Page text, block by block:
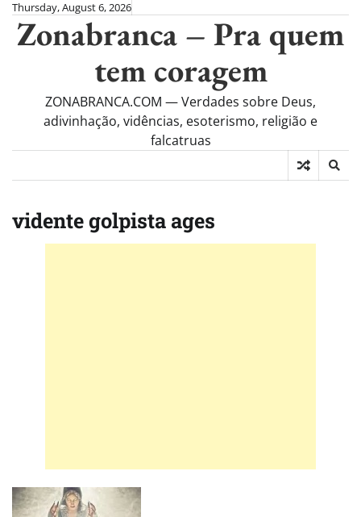
Skip
content
Thursday, August 6, 2026
Zonabranca – Pra quem
tem coragem
ZONABRANCA.COM — Verdades sobre Deus,
adivinhação, vidências, esoterismo, religião e
falcatruas
vidente golpista ages